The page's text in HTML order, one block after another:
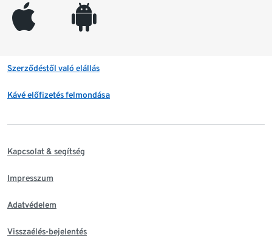
appleinc android
Szerződéstől való elállás
Kávé előfizetés felmondása
Kapcsolat & segítség
Impresszum
Adatvédelem
Visszaélés-bejelentés